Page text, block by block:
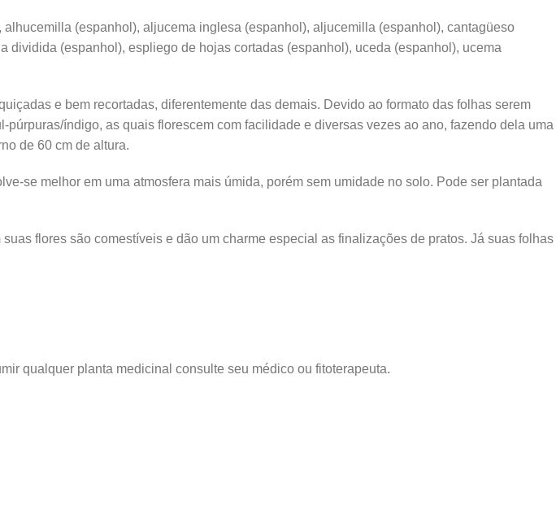
(espanhol), aljucema inglesa (espanhol), aljucemilla (espanhol), cantagüeso
(espanhol), espliego de hojas cortadas (espanhol), uceda (espanhol), ucema
e bem recortadas, diferentemente das demais. Devido ao formato das folhas serem
índigo, as quais florescem com facilidade e diversas vezes ao ano, fazendo dela uma
de 60 cm de altura.
se melhor em uma atmosfera mais úmida, porém sem umidade no solo. Pode ser plantada
flores são comestíveis e dão um charme especial as finalizações de pratos. Já suas folhas
qualquer planta medicinal consulte seu médico ou fitoterapeuta.